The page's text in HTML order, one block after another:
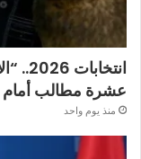
عشرة مطالب أمام
منذ يوم واحد